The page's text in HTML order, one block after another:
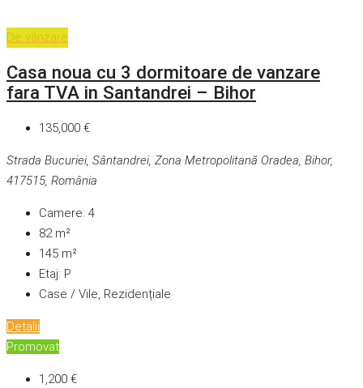
De vânzare
Casa noua cu 3 dormitoare de vanzare
fara TVA in Santandrei – Bihor
135,000 €
Strada Bucuriei, Sântandrei, Zona Metropolitană Oradea, Bihor,
417515, România
Camere: 4
82 m²
145 m²
Etaj: P
Case / Vile, Rezidențiale
Detalii
Promovat
1,200 €